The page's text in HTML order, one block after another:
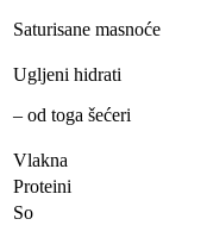
Saturisane masnoće
Ugljeni hidrati
– od toga šećeri
Vlakna
Proteini
So